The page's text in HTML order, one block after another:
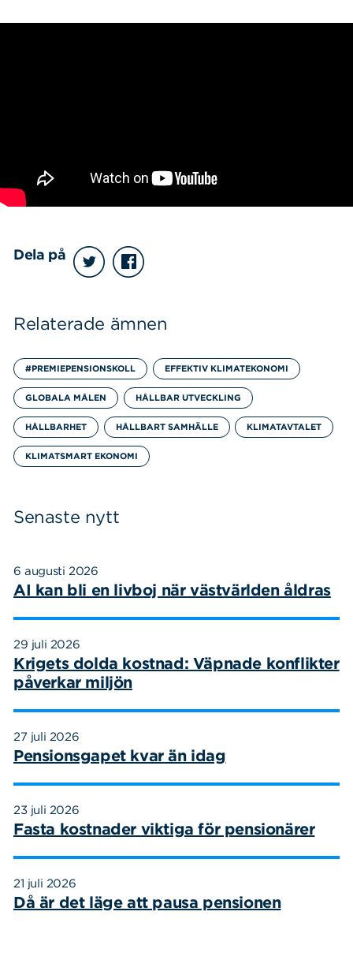
Dela på
Relaterade ämnen
#PREMIEPENSIONSKOLL EFFEKTIV KLIMATEKONOMI
GLOBALA MÅLEN HÅLLBAR UTVECKLING
HÅLLBARHET HÅLLBART SAMHÄLLE KLIMATAVTALET
KLIMATSMART EKONOMI
Senaste nytt
6 augusti 2026
AI kan bli en livboj när västvärlden åldras
29 juli 2026
Krigets dolda kostnad: Väpnade konflikter
påverkar miljön
27 juli 2026
Pensionsgapet kvar än idag
23 juli 2026
Fasta kostnader viktiga för pensionärer
21 juli 2026
Då är det läge att pausa pensionen